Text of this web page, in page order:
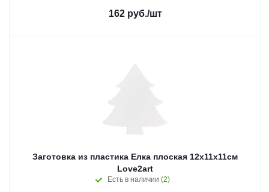
162руб./шт
Заготовка из пластика Елка плоская 12х11х11см
Love2art
Есть в наличии (2)